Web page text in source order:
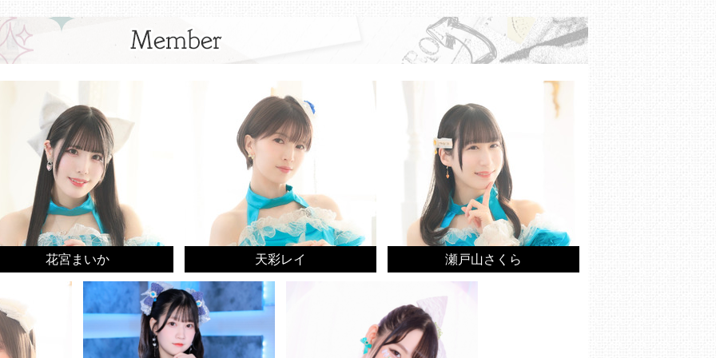
花宮まいか 天彩レイ 瀬戸山さくら